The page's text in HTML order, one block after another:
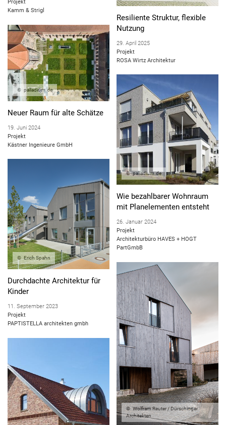
DEMOGRAFISCHE GEGEBENHEITEN
FLÄCHENEFFIZIENTES BAUEN
RAUMKLIMA
SERIELLES BAUEN
NACHHALTIGES BAUEN
ENERGIEEFFIZIENTES BAUEN
BAUEN IM BESTAND
Projekt
Kamm & Strigl
Resiliente Struktur, flexible
Nutzung
29. April 2025
Projekt
ROSA Wirtz Architektur
palladium.de
Neuer Raum für alte Schätze
19. Juni 2024
Projekt
Kästner Ingenieure GmbH
palladium.de
Wie bezahlbarer Wohnraum
mit Planelementen entsteht
26. Januar 2024
Projekt
Architekturbüro HAVES + HOGT
PartGmbB
Erich Spahn
Durchdachte Architektur für
Kinder
11. September 2023
Projekt
PAPTISTELLA architekten gmbh
Wolfram Reuter / Dürschinger
Architekten